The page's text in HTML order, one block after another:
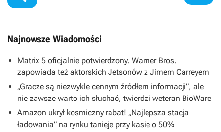
Najnowsze Wiadomości
Matrix 5 oficjalnie potwierdzony. Warner Bros.
zapowiada też aktorskich Jetsonów z Jimem Carreyem
„Gracze są niezwykle cennym źródłem informacji”, ale
nie zawsze warto ich słuchać, twierdzi weteran BioWare
Amazon ukrył kosmiczny rabat! „Najlepsza stacja
ładowania” na rynku tanieje przy kasie o 50%